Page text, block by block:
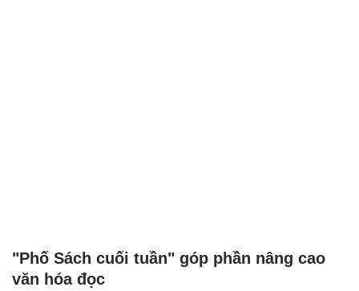
"Phố Sách cuối tuần" góp phần nâng cao
văn hóa đọc